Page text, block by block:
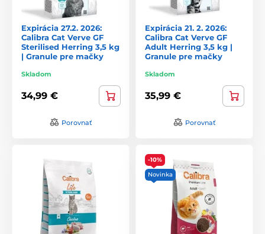
Expirácia 27.2. 2026:
Calibra Cat Verve GF
Sterilised Herring 3,5 kg
| Granule pre mačky
Skladom
34,99 €
Porovnať
Expirácia 21. 2. 2026:
Calibra Cat Verve GF
Adult Herring 3,5 kg |
Granule pre mačky
Skladom
35,99 €
Porovnať
-10%
Novinka